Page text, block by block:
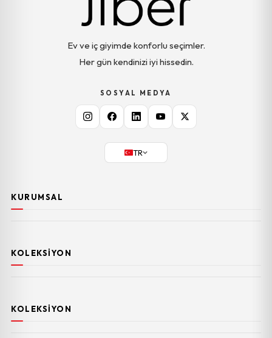
Ev ve iç giyimde konforlu seçimler.
Her gün kendinizi iyi hissedin.
SOSYAL MEDYA
TR
KURUMSAL
KOLEKSIYON
KOLEKSIYON